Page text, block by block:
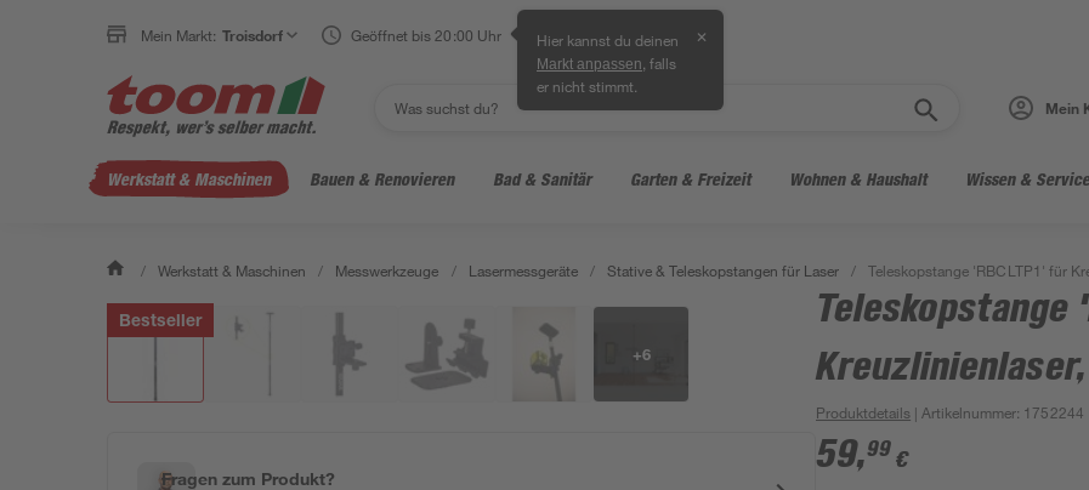
Mein Markt: Troisdorf Geöffnet bis 20:00 Uhr Hier kannst du deinen
Markt anpassen , falls
er nicht stimmt.
✕
Mein
Werkstatt & Maschinen Bauen & Renovieren Bad & Sanitär Garten & Freizeit Wohnen & Haushalt Wissen & Service
/ Werkstatt & Maschinen / Messwerkzeuge / Lasermessgeräte / Stative & Teleskopstangen für Laser / Teleskopstange 'RBCLTP1' für
Bestseller
+6
Fragen zum Produkt?
Teleskopstange
Produktdetails | Artikelnummer: 1752244
59,99 €